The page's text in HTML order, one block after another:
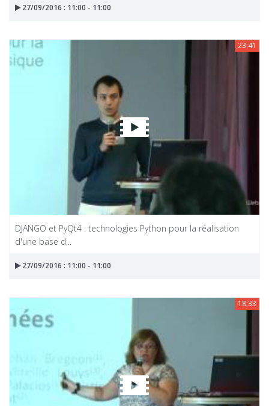
27/09/2016 : 11:00 - 11:00
23:41
DJANGO et PyQt4 : technologies Python pour la réalisation
d'une base d...
27/09/2016 : 11:00 - 11:00
18:33